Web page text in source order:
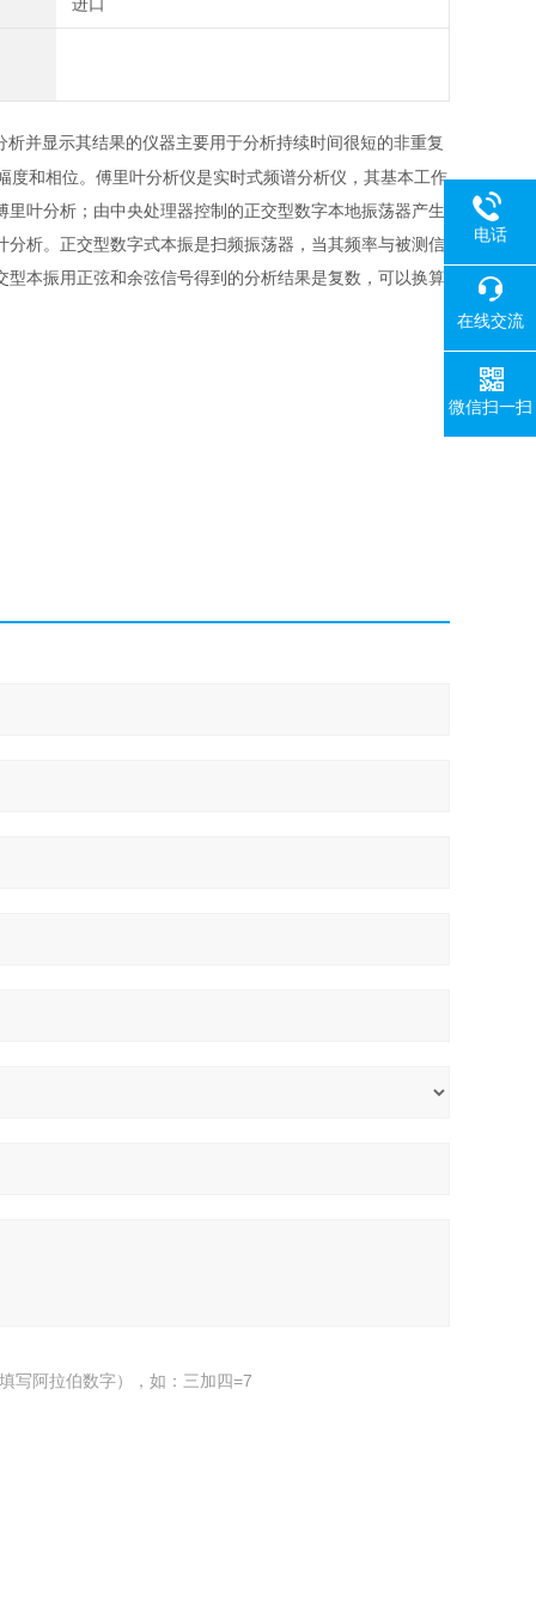
并显示其结果的仪器主要用于分析持续时间很短的非重复
和相位。傅里叶分析仪是实时式频谱分析仪，其基本工作
里叶分析；由中央处理器控制的正交型数字本地振荡器产生
分析。正交型数字式本振是扫频振荡器，当其频率与被测信
本振用正弦和余弦信号得到的分析结果是复数，可以换算
写阿拉伯数字），如：三加四=7
电话
在线交流
微信扫一扫